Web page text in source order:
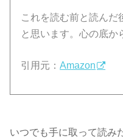
これを読む前と読んだ
と思います。心の底か
引用元：Amazon
いつでも手に取って読み